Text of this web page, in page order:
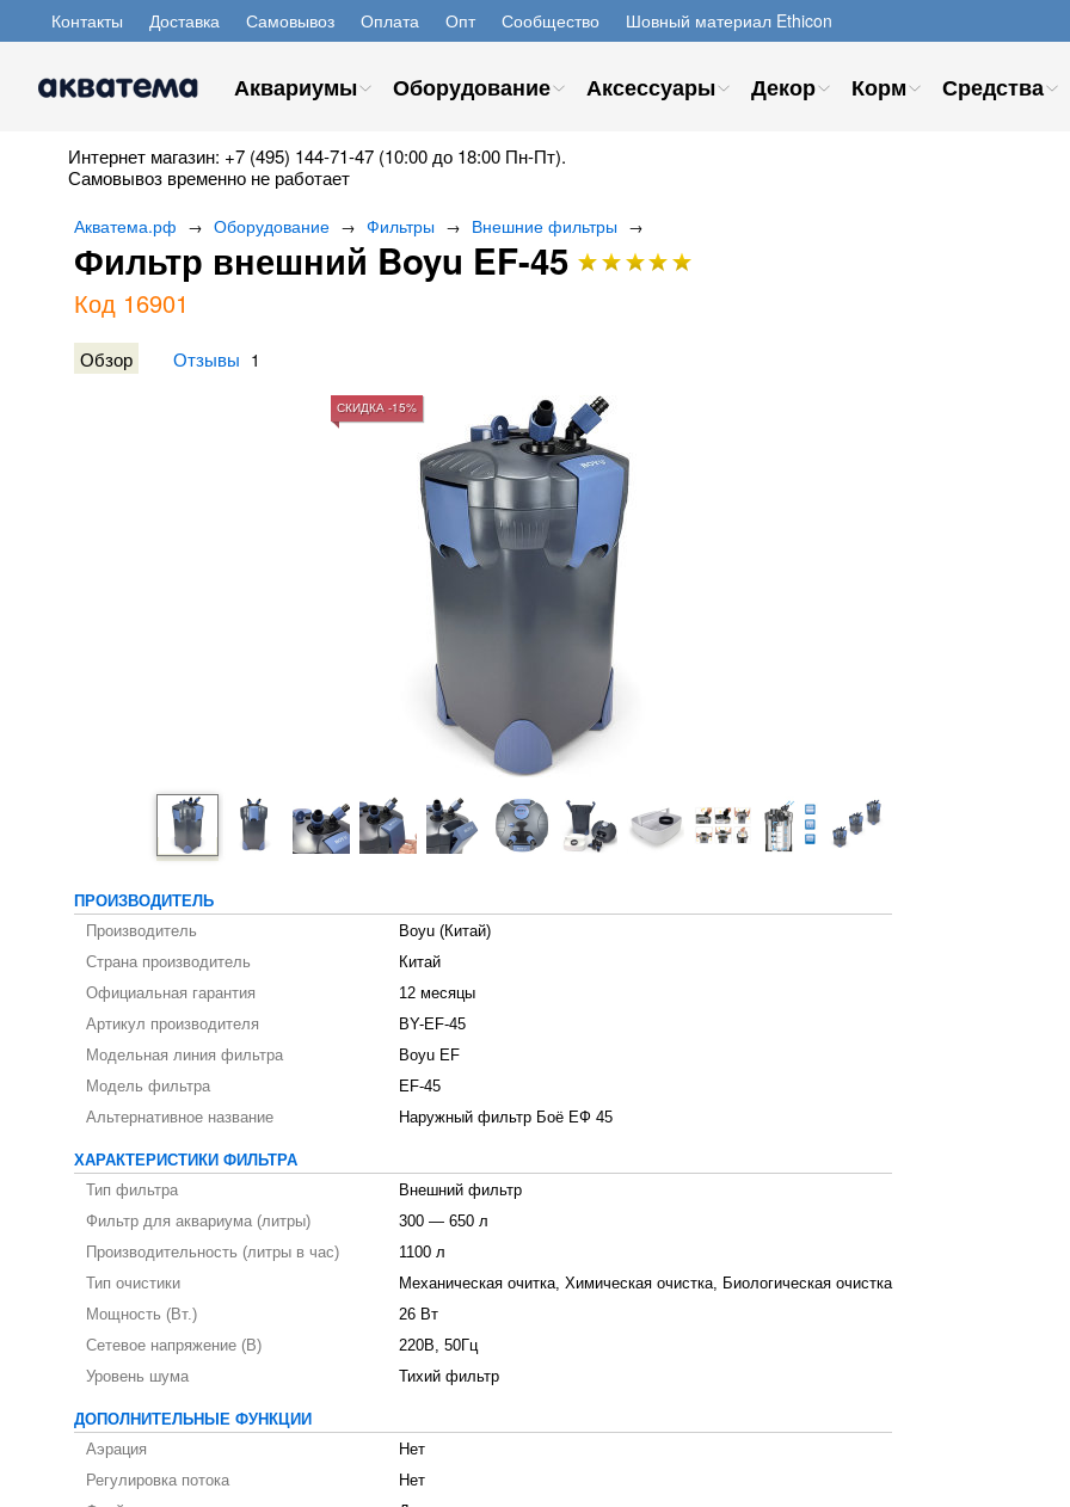
Контакты Доставка Самовывоз Оплата Опт Сообщество Шовный материал Ethicon
Аквариумы Оборудование Аксессуары Декор Корм Средства
Интернет магазин: +7 (495) 144-71-47 (10:00 до 18:00 Пн-Пт).
Самовывоз временно не работает
Акватема.рф → Оборудование → Фильтры → Внешние фильтры →
Фильтр внешний Boyu EF-45
Код 16901
Обзор Отзывы 1
СКИДКА -15%
ПРОИЗВОДИТЕЛЬ
Производитель
Boyu (Китай)
Страна производитель
Китай
Официальная гарантия
12 месяцы
Артикул производителя
BY-EF-45
Модельная линия фильтра
Boyu EF
Модель фильтра
EF-45
Альтернативное название
Наружный фильтр Боё ЕФ 45
ХАРАКТЕРИСТИКИ ФИЛЬТРА
Тип фильтра
Внешний фильтр
Фильтр для аквариума (литры)
300 — 650 л
Производительность (литры в час)
1100 л
Тип очистики
Механическая очитка, Химическая очистка, Биологическая очистка
Мощность (Вт.)
26 Вт
Сетевое напряжение (В)
220В, 50Гц
Уровень шума
Тихий фильтр
ДОПОЛНИТЕЛЬНЫЕ ФУНКЦИИ
Аэрация
Нет
Регулировка потока
Нет